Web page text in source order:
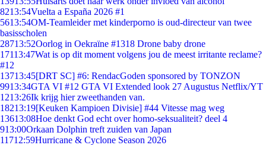
8213:54Vuelta a España 2026 #1
5613:54OM-Teamleider met kinderporno is oud-directeur van twee
basisscholen
28713:52Oorlog in Oekraïne #1318 Drone baby drone
17113:47Wat is op dit moment volgens jou de meest irritante reclame?
#12
13713:45[DRT SC] #6: RendacGoden sponsored by TONZON
9913:34GTA VI #12 GTA VI Extended look 27 Augustus Netflix/YT
1213:26Ik krijg hier zweethanden van.
18213:19[Keuken Kampioen Divisie] #44 Vitesse mag weg
13613:08Hoe denkt God echt over homo-seksualiteit? deel 4
913:00Orkaan Dolphin treft zuiden van Japan
11712:59Hurricane & Cyclone Season 2026